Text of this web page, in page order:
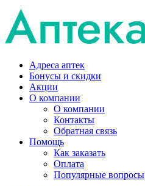
Адреса аптек
Бонусы и скидки
Акции
О компании
О компании
Контакты
Обратная связь
Помощь
Как заказать
Оплата
Популярные вопросы